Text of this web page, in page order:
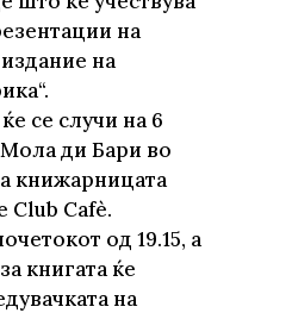
на
на
се случи на 6
Мола ди Бари во
книжарницата
Cafè.
од 19.15, а
книгата ќе
на